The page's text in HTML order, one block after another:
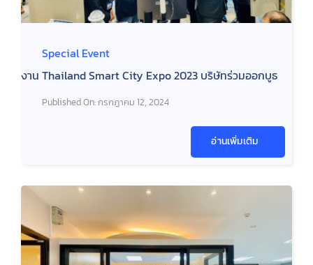
Special Event
งาน Thailand Smart City Expo 2023 บริษัทร่วมออกบูธ
Published On: กรกฎาคม 12, 2024
อ่านเพิ่มเติม